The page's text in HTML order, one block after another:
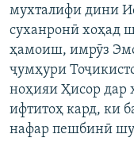
ПАЙГИРӢ КУНЕД
Ҳамаи
мухталифи дини
суханронӣ хоҳад
ҳамоиш, имрӯз
ҷумҳури
ноҳияи Ҳисор
ифтитоҳ кард, ки
нафар пешбинӣ